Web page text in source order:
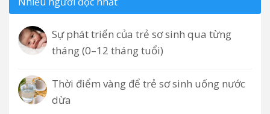
Sự phát triển của trẻ sơ sinh qua từng
tháng (0–12 tháng tuổi)
Thời điểm vàng để trẻ sơ sinh uống nước
dừa